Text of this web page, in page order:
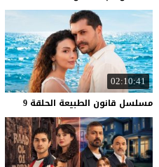
02:10:41
مسلسل قانون الطبيعة الحلقة 9